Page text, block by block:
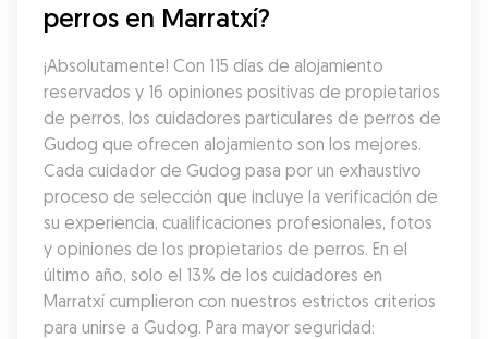
perros en Marratxí?
¡Absolutamente! Con 115 días de alojamiento
reservados y 16 opiniones positivas de propietarios
de perros, los cuidadores particulares de perros de
Gudog que ofrecen alojamiento son los mejores.
Cada cuidador de Gudog pasa por un exhaustivo
proceso de selección que incluye la verificación de
su experiencia, cualificaciones profesionales, fotos
y opiniones de los propietarios de perros. En el
último año, solo el 13% de los cuidadores en
Marratxí cumplieron con nuestros estrictos criterios
para unirse a Gudog. Para mayor seguridad: